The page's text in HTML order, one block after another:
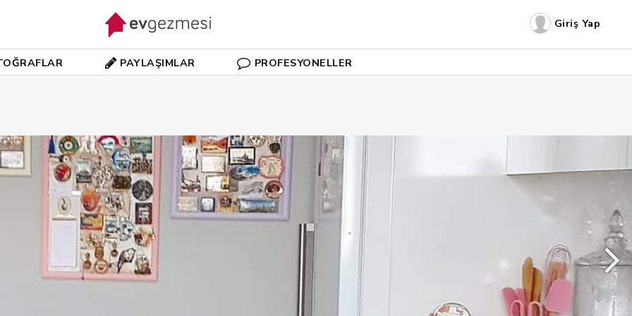
Giriş Yap
PAYLAŞIMLAR PROFESYONELLER